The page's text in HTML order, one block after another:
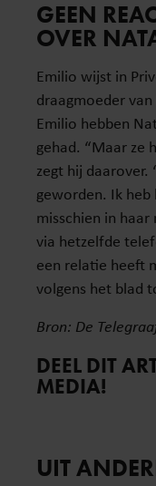
GEEN
OVER
Emilio wijst in
draagmoeder
Emilio hebben
gehad. “Maar ze
zegt hij daarover.
geworden. Ik
misschien in
via hetzelfde
een relatie heeft
volgens het blad
Bron: De
DEEL DIT
MEDIA!
UIT